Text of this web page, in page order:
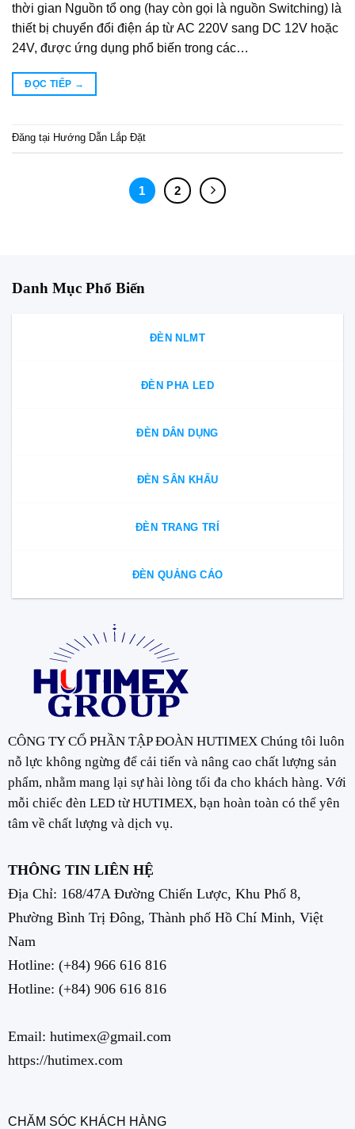
thời gian Nguồn tổ ong (hay còn gọi là nguồn Switching) là
thiết bị chuyển đổi điện áp từ AC 220V sang DC 12V hoặc
24V, được ứng dụng phổ biến trong các…
ĐỌC TIẾP →
Đăng tại Hướng Dẫn Lắp Đặt
1 2
Danh Mục Phổ Biến
ĐÈN NLMT
ĐÈN PHA LED
ĐÈN DÂN DỤNG
ĐÈN SÂN KHẤU
ĐÈN TRANG TRÍ
ĐÈN QUẢNG CÁO
CÔNG TY CỔ PHẦN TẬP ĐOÀN HUTIMEX Chúng tôi luôn
nỗ lực không ngừng để cải tiến và nâng cao chất lượng sản
phẩm, nhằm mang lại sự hài lòng tối đa cho khách hàng. Với
mỗi chiếc đèn LED từ HUTIMEX, bạn hoàn toàn có thể yên
tâm về chất lượng và dịch vụ.
THÔNG TIN LIÊN HỆ
Địa Chỉ: 168/47A Đường Chiến Lược, Khu Phố 8,
Phường Bình Trị Đông, Thành phố Hồ Chí Minh, Việt
Nam
Hotline: (+84) 966 616 816
Hotline: (+84) 906 616 816
Email: hutimex@gmail.com
https://hutimex.com
CHĂM SÓC KHÁCH HÀNG